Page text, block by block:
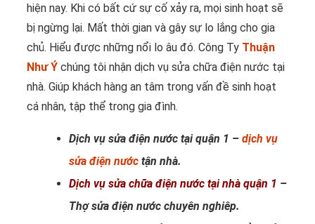
hiện nay. Khi có bất cứ sự cố xảy ra, mọi sinh hoạt sẽ
bị ngừng lại. Mất thời gian và gây sự lo lắng cho gia
chủ. Hiểu được những nổi lo âu đó. Công Ty Thuận
Như Ý chúng tôi nhận dịch vụ sửa chữa điện nước tại
nhà. Giúp khách hàng an tâm trong vấn đề sinh hoạt
cá nhân, tập thể trong gia đình.
Dịch vụ sửa điện nước tại quận 1 – dịch vụ
sửa điện nước tận nhà.
Dịch vụ sửa chữa điện nước tại nhà quận 1 –
Thợ sửa điện nước chuyên nghiêp.